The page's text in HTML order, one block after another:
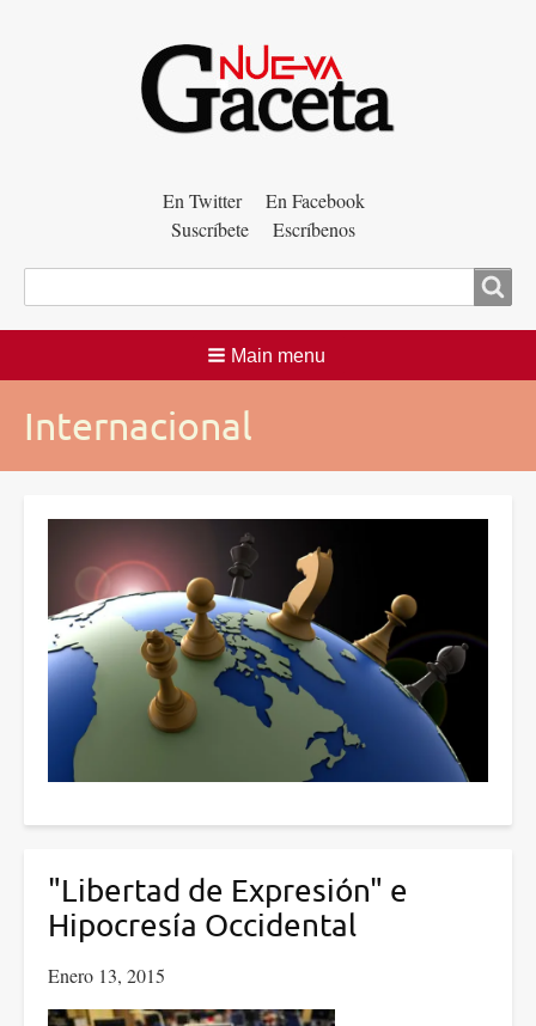
En Twitter
En Facebook
Suscríbete
Escríbenos
Main menu
Internacional
"Libertad de Expresión" e
Hipocresía Occidental
Enero 13, 2015